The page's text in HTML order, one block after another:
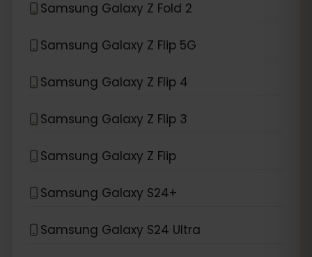
Samsung Galaxy Z Fold 2
Samsung Galaxy Z Flip 5G
Samsung Galaxy Z Flip 4
Samsung Galaxy Z Flip 3
Samsung Galaxy Z Flip
Samsung Galaxy S24+
Samsung Galaxy S24 Ultra